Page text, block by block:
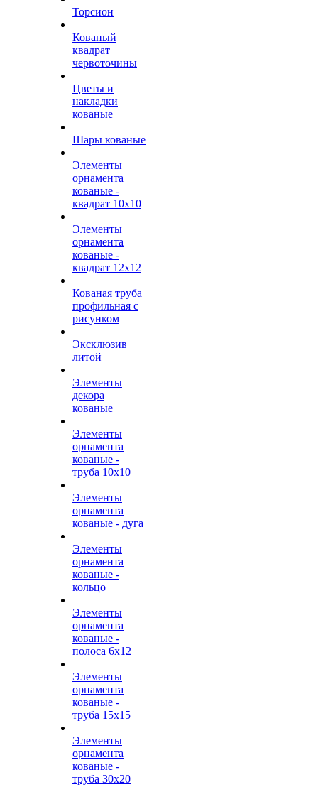
Торсион
Кованый
квадрат
червоточины
Цветы и
накладки
кованые
Шары кованые
Элементы
орнамента
кованые -
квадрат 10х10
Элементы
орнамента
кованые -
квадрат 12х12
Кованая труба
профильная с
рисунком
Эксклюзив
литой
Элементы
декора
кованые
Элементы
орнамента
кованые -
труба 10х10
Элементы
орнамента
кованые - дуга
Элементы
орнамента
кованые -
кольцо
Элементы
орнамента
кованые -
полоса 6х12
Элементы
орнамента
кованые -
труба 15х15
Элементы
орнамента
кованые -
труба 30х20